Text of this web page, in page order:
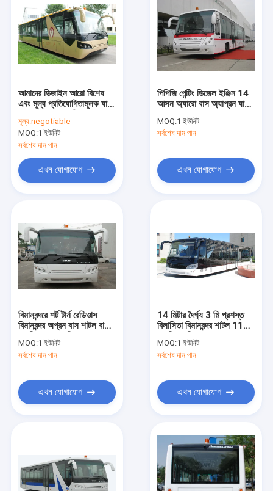
আমাদের সম্পর্কে
আমাদের ডিজাইন আরো বিশেষ
এবং মূল্য প্রতিযোগিতামূলক যা
সমতুল্য
মূল্য:negotiable
MOQ:1 ইউনিট
সর্বশেষ দাম পান
এখন যোগাযোগ
পিপিজি পেন্টিং ডিজেল ইঞ্জিন 14
আসন অ্যারো বাস অ্যাপ্রন যাত্রী
MOQ:1 ইউনিট
সর্বশেষ দাম পান
এখন যোগাযোগ
বিমানবন্দরে শর্ট টার্ন রেডিওাস
বিমানবন্দর অপ্রন বাস শাটল বাসের
MOQ:1 ইউনিট
সর্বশেষ দাম পান
এখন যোগাযোগ
14 মিটার দৈর্ঘ্য 3 মি প্রশস্ত
বিলাসিতা বিমানবন্দর শাটল 110
MOQ:1 ইউনিট
সর্বশেষ দাম পান
এখন যোগাযোগ